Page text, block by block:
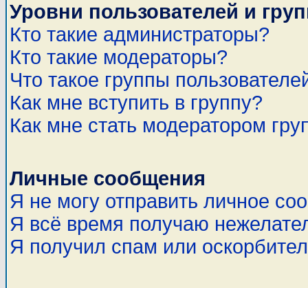
Уровни пользователей и
Кто такие администраторы?
Кто такие модераторы?
Что такое группы
Как мне вступить в группу?
Как мне стать модератором
Личные сообщения
Я не могу отправить личное
Я всё время получаю
Я получил спам или